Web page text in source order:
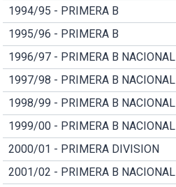
1994/95 - PRIMERA B
1995/96 - PRIMERA B
1996/97 - PRIMERA B NACIONAL
1997/98 - PRIMERA B NACIONAL
1998/99 - PRIMERA B NACIONAL
1999/00 - PRIMERA B NACIONAL
2000/01 - PRIMERA DIVISION
2001/02 - PRIMERA B NACIONAL